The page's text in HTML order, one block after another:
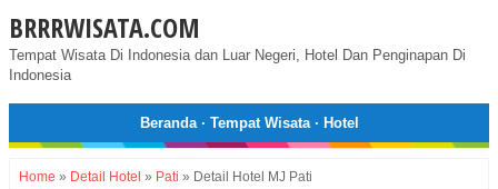
BRRRWISATA.COM
Tempat Wisata Di Indonesia dan Luar Negeri, Hotel Dan Penginapan Di
Indonesia
Beranda· Tempat Wisata· Hotel
Home » Detail Hotel » Pati » Detail Hotel MJ Pati